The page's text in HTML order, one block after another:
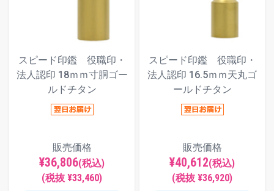
スピード印鑑 役職印・
法人認印 18ｍｍ寸胴ゴー
ルドチタン
販売価格
¥36,806(税込)
(税抜 ¥33,460)
スピード印鑑 役職印・
法人認印 16.5ｍｍ天丸ゴ
ールドチタン
販売価格
¥40,612(税込)
(税抜 ¥36,920)